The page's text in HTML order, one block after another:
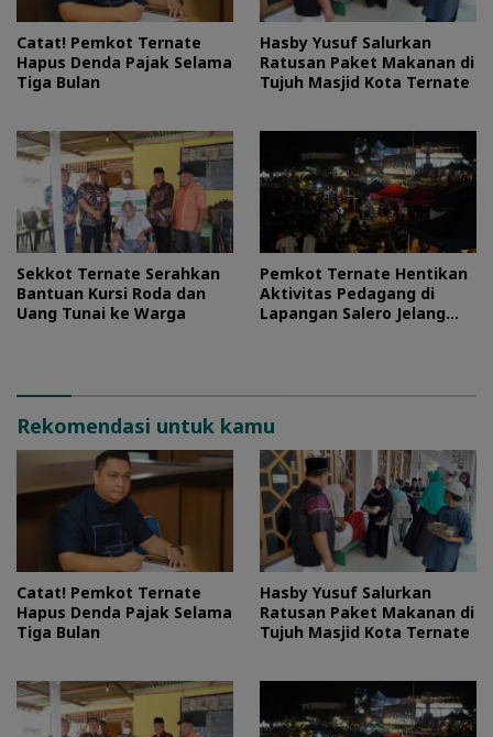
Catat! Pemkot Ternate
Hapus Denda Pajak Selama
Tiga Bulan
Hasby Yusuf Salurkan
Ratusan Paket Makanan di
Tujuh Masjid Kota Ternate
Sekkot Ternate Serahkan
Bantuan Kursi Roda dan
Uang Tunai ke Warga
Pemkot Ternate Hentikan
Aktivitas Pedagang di
Lapangan Salero Jelang
Rekomendasi untuk kamu
Catat! Pemkot Ternate
Hapus Denda Pajak Selama
Tiga Bulan
Hasby Yusuf Salurkan
Ratusan Paket Makanan di
Tujuh Masjid Kota Ternate